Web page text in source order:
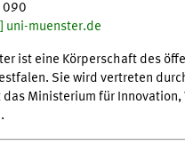
090
uni-muenster.de
ist eine Körperschaft des
Sie wird vertreten
Ministerium für Innovation,